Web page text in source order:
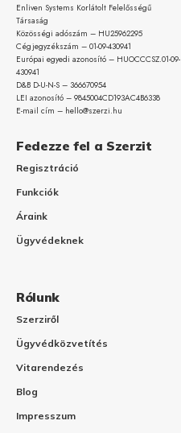
Enliven Systems Korlátolt Felelősségű
Társaság
Közösségi adószám – HU25962295
Cégjegyzékszám – 01-09-430941
Európai egyedi azonosító – HUOCCCSZ.01-09-
430941
D&B D-U-N-S – 366670954
LEI azonosító – 9845004CD193AC4B6338
E-mail cím – hello@szerzi.hu
Fedezze fel a Szerzit
Regisztráció
Funkciók
Áraink
Ügyvédeknek
Rólunk
Szerziről
Ügyvédközvetítés
Vitarendezés
Blog
Impresszum